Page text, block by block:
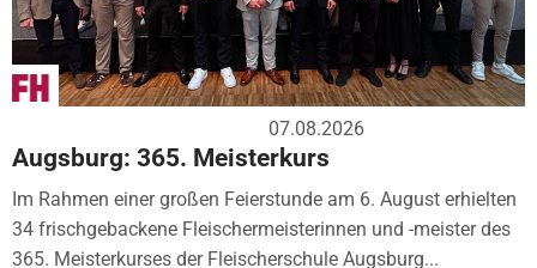
07.08.2026
Augsburg: 365. Meisterkurs
Im Rahmen einer großen Feierstunde am 6. August erhielten
34 frischgebackene Fleischermeisterinnen und -meister des
365. Meisterkurses der Fleischerschule Augsburg...